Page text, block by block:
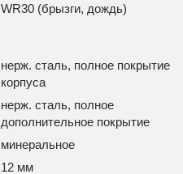
WR30 (брызги, дождь)
нерж. сталь, полное покрытие
корпуса
нерж. сталь, полное
дополнительное покрытие
минеральное
12 мм